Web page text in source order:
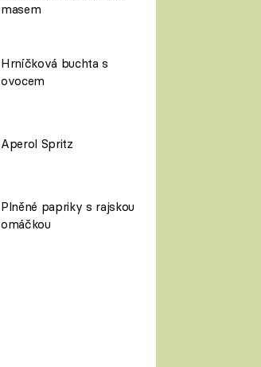
masem
Hrníčková buchta s
ovocem
Aperol Spritz
Plněné papriky s rajskou
omáčkou